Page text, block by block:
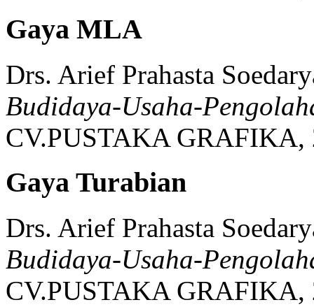
Gaya MLA
Drs. Arief Prahasta
Budidaya-Usaha-
CV.PUSTAKA GRAFIKA,
Gaya Turabian
Drs. Arief Prahasta
Budidaya-Usaha-
CV.PUSTAKA GRAFIKA,